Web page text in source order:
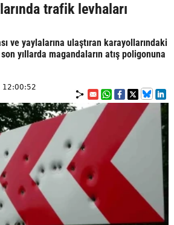
trafik levhaları
ve yaylalarına ulaştıran karayollarındaki
yıllarda magandaların atış poligonuna
12:00:52